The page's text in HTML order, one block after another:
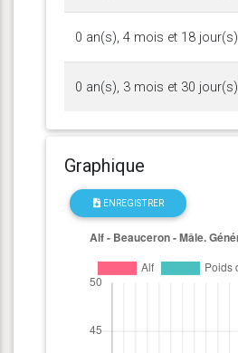
0 an(s), 4 mois et 18 jour(s)
0 an(s), 3 mois et 30 jour(s)
Graphique
ENREGISTRER